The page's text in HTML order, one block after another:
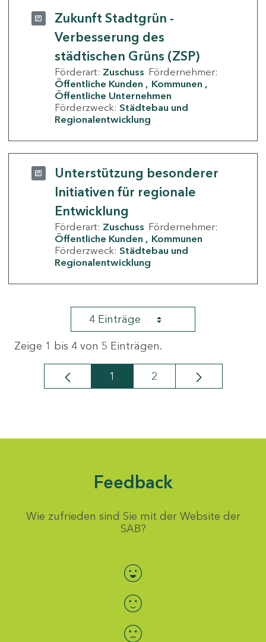
Zukunft Stadtgrün -
Verbesserung des
städtischen Grüns (ZSP)
Förderart: Zuschuss Fördernehmer:
Öffentliche Kunden
Kommunen
Öffentliche Unternehmen
Förderzweck: Städtebau und
Regionalentwicklung
Unterstützung besonderer
Initiativen für regionale
Entwicklung
Förderart: Zuschuss Fördernehmer:
Öffentliche Kunden
Kommunen
Förderzweck: Städtebau und
Regionalentwicklung
4 Einträge
Zeige 1 bis 4 von 5 Einträgen.
Seite
1 Seite
2
Feedback
Wie zufrieden sind Sie mit der Website der
SAB?
Bewertung auswählen